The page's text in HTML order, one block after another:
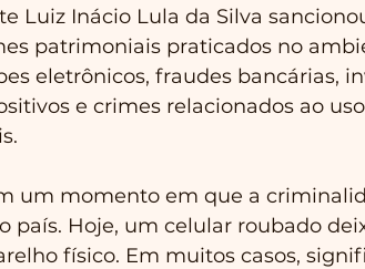
Luiz Inácio Lula da Silva
patrimoniais praticados no
eletrônicos, fraudes bancárias,
e crimes relacionados ao
um momento em que a
país. Hoje, um celular roubado
físico. Em muitos casos,